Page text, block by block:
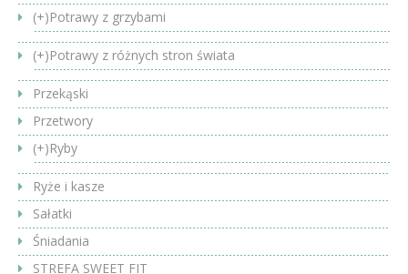
(+)Potrawy z grzybami
(+)Potrawy z różnych stron świata
Przekąski
Przetwory
(+)Ryby
Ryże i kasze
Sałatki
Śniadania
STREFA SWEET FIT